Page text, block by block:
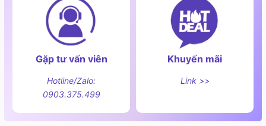
Gặp tư vấn viên
Hotline/Zalo:
0903.375.499
Khuyến mãi
Link >>